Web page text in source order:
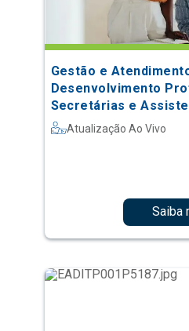
Gestão e
Desenvolvimento
Secretárias e
Atualização Ao Vivo
Saiba